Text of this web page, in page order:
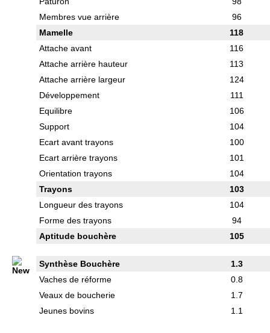
Membres vue arrière
96
Mamelle
118
Attache avant
116
Attache arrière hauteur
113
Attache arrière largeur
124
Développement
111
Equilibre
106
Support
104
Ecart avant trayons
100
Ecart arrière trayons
101
Orientation trayons
104
Trayons
103
Longueur des trayons
104
Forme des trayons
94
Aptitude bouchère
105
Synthèse Bouchère
1.3
Vaches de réforme
0.8
Veaux de boucherie
1.7
Jeunes bovins
1.1